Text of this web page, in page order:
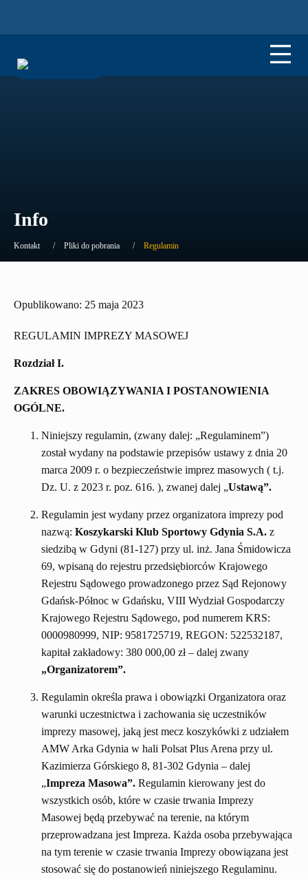
Info
Kontakt Pliki do pobrania Regulamin
Opublikowano: 25 maja 2023
REGULAMIN IMPREZY MASOWEJ
Rozdział I.
ZAKRES OBOWIĄZYWANIA I POSTANOWIENIA
OGÓLNE.
Niniejszy regulamin, (zwany dalej: „Regulaminem”)
został wydany na podstawie przepisów ustawy z dnia 20
marca 2009 r. o bezpieczeństwie imprez masowych ( t.j.
Dz. U. z 2023 r. poz. 616. ), zwanej dalej „Ustawą”.
Regulamin jest wydany przez organizatora imprezy pod
nazwą: Koszykarski Klub Sportowy Gdynia S.A. z
siedzibą w Gdyni (81-127) przy ul. inż. Jana Śmidowicza
69, wpisaną do rejestru przedsiębiorców Krajowego
Rejestru Sądowego prowadzonego przez Sąd Rejonowy
Gdańsk-Północ w Gdańsku, VIII Wydział Gospodarczy
Krajowego Rejestru Sądowego, pod numerem KRS:
0000980999, NIP: 9581725719, REGON: 522532187,
kapitał zakładowy: 380 000,00 zł – dalej zwany
„Organizatorem”.
Regulamin określa prawa i obowiązki Organizatora oraz
warunki uczestnictwa i zachowania się uczestników
imprezy masowej, jaką jest mecz koszykówki z udziałem
AMW Arka Gdynia w hali Polsat Plus Arena przy ul.
Kazimierza Górskiego 8, 81-302 Gdynia – dalej
„Impreza Masowa”. Regulamin kierowany jest do
wszystkich osób, które w czasie trwania Imprezy
Masowej będą przebywać na terenie, na którym
przeprowadzana jest Impreza. Każda osoba przebywająca
na tym terenie w czasie trwania Imprezy obowiązana jest
stosować się do postanowień niniejszego Regulaminu.